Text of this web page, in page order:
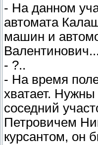
- На данном
автомата
машин и
Валентинович...
- ?..
- На время
хватает.
соседний
Петровичем
курсантом, он